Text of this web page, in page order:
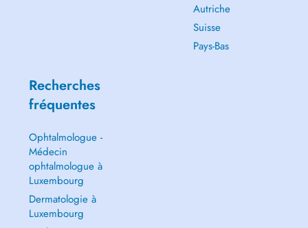
Autriche
Suisse
Pays-Bas
Recherches
fréquentes
Ophtalmologue -
Médecin
ophtalmologue à
Luxembourg
Dermatologie à
Luxembourg